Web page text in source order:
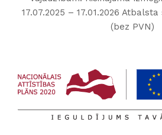
17.07.2025 – 17.01.2026
(bez PVN)